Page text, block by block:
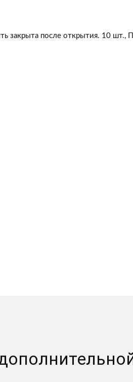
закрыта после открытия. 10 шт.,